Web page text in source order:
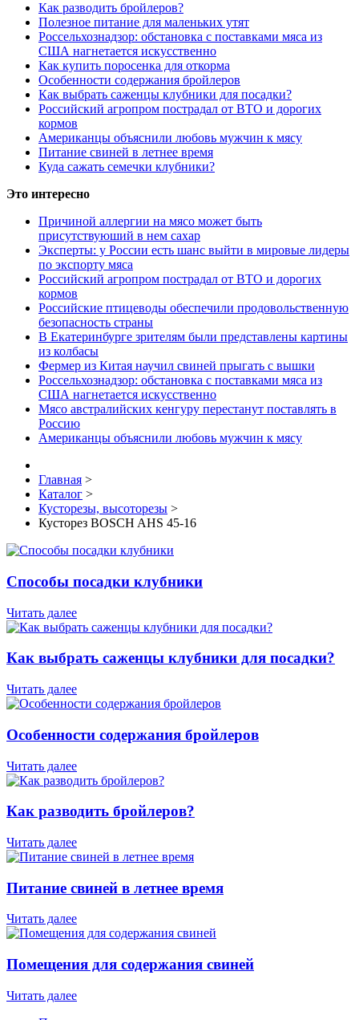
Как разводить бройлеров?
Полезное питание для маленьких утят
Россельхознадзор: обстановка с поставками мяса из
США нагнетается искусственно
Как купить поросенка для откорма
Особенности содержания бройлеров
Как выбрать саженцы клубники для посадки?
Российский агропром пострадал от ВТО и дорогих
кормов
Американцы объяснили любовь мужчин к мясу
Питание свиней в летнее время
Куда сажать семечки клубники?
Это интересно
Причиной аллергии на мясо может быть
присутствуюший в нем сахар
Эксперты: у России есть шанс выйти в мировые лидеры
по экспорту мяса
Российский агропром пострадал от ВТО и дорогих
кормов
Российские птицеводы обеспечили продовольственную
безопасность страны
В Екатеринбурге зрителям были представлены картины
из колбасы
Фермер из Китая научил свиней прыгать с вышки
Россельхознадзор: обстановка с поставками мяса из
США нагнетается искусственно
Мясо австралийских кенгуру перестанут поставлять в
Россию
Американцы объяснили любовь мужчин к мясу
Главная >
Каталог >
Кусторезы, высоторезы >
Кусторез BOSCH AHS 45-16
Способы посадки клубники
Читать далее
Как выбрать саженцы клубники для посадки?
Читать далее
Особенности содержания бройлеров
Читать далее
Как разводить бройлеров?
Читать далее
Питание свиней в летнее время
Читать далее
Помещения для содержания свиней
Читать далее